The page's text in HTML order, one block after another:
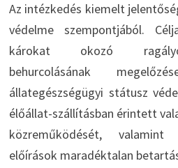
Az intézkedés kiemelt
védelme szempontjából.
károkat okozó
behurcolásának
állategészségügyi státusz
élőállat-szállításban érintett
közreműködését, valamint
előírások maradéktalan